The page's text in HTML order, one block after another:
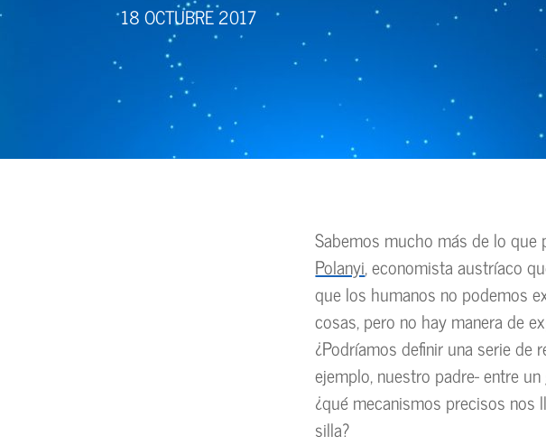
18 OCTUBRE 2017
Sabemos mucho más de lo que
Polanyi, economista austríaco
que los humanos no podemos
cosas, pero no hay manera de
¿Podríamos definir una serie
ejemplo, nuestro padre- entre
¿qué mecanismos precisos nos
silla?